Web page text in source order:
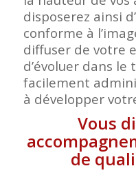
disposerez ainsi
conforme à
diffuser de votre
d’évoluer dans le
facilement
à développer
Vous
de